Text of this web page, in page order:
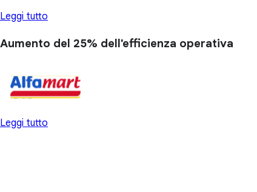
Leggi tutto
Aumento del 25% dell'efficienza operativa
Leggi tutto